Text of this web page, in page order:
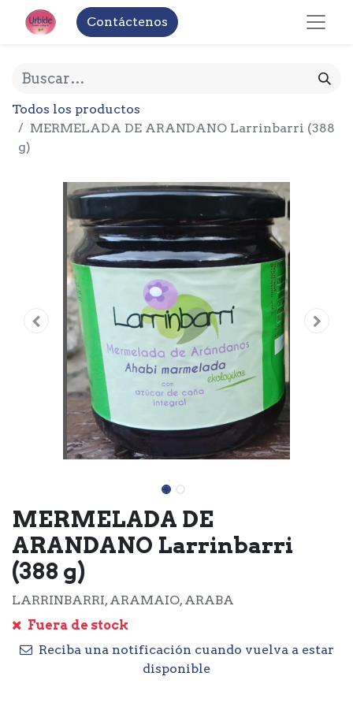
Contáctenos
Todos los productos
MERMELADA DE ARANDANO Larrinbarri (388
g)
MERMELADA DE
ARANDANO Larrinbarri
(388 g)
LARRINBARRI, ARAMAIO, ARABA
Fuera de stock
Reciba una notificación cuando vuelva a estar
disponible